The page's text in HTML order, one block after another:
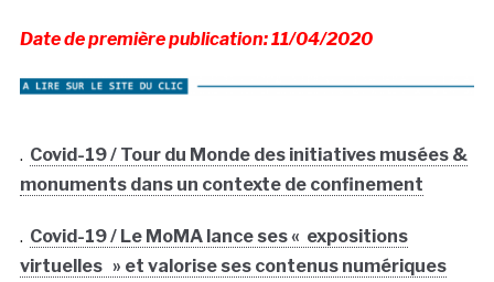
Date de première publication: 11/04/2020
. Covid-19 / Tour du Monde des initiatives musées &
monuments dans un contexte de confinement
. Covid-19 / Le MoMA lance ses « expositions
virtuelles » et valorise ses contenus numériques